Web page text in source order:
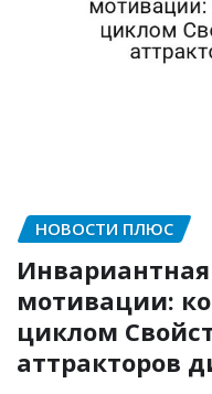
НОВОСТИ ПЛЮС
мотивации:
циклом
аттракторов